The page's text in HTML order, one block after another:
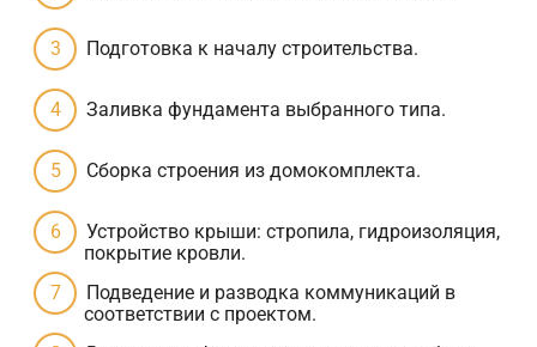
Подготовка к началу строительства.
Заливка фундамента выбранного типа.
Сборка строения из домокомплекта.
Устройство крыши: стропила, гидроизоляция,
покрытие кровли.
Подведение и разводка коммуникаций в
соответствии с проектом.